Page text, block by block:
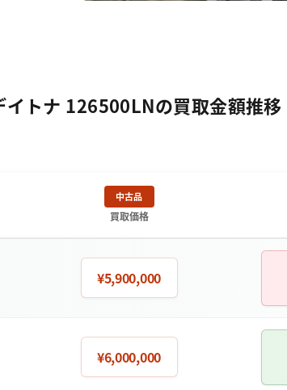
イトナ 126500LNの買取金額推移
中古品
買取価格
¥5,900,000
¥6,000,000